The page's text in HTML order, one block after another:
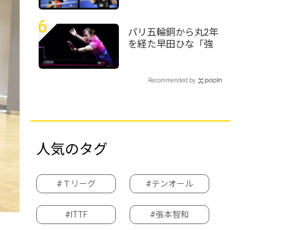
ープス・カブ・バン
ビの部）千葉県予選
6
パリ五輪銅から丸2年
を経た早田ひな「強
卓球・WTTチャンピ
Recommended by
人気のタグ
#Ｔリーグ #テンオール
#ITTF #張本智和